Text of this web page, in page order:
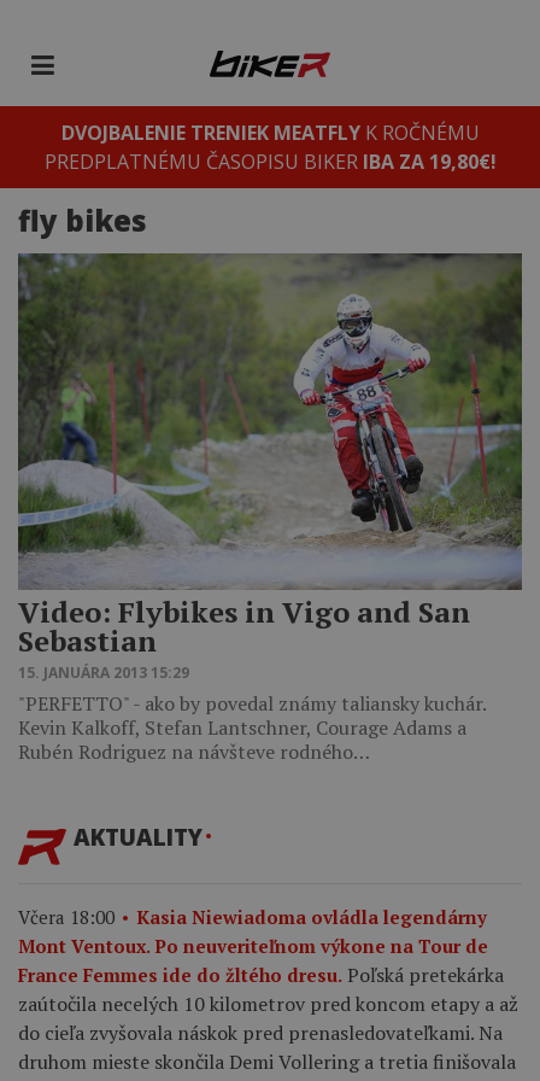
DVOJBALENIE TRENIEK MEATFLYK ROČNÉMU
PREDPLATNÉMU ČASOPISU BIKER IBA ZA 19,80€!
fly bikes
Video: Flybikes in Vigo and San
Sebastian
15. JANUÁRA 2013 15:29
"PERFETTO" - ako by povedal známy taliansky kuchár.
Kevin Kalkoff, Stefan Lantschner, Courage Adams a
Rubén Rodriguez na návšteve rodného…
AKTUALITY
Včera 18:00
Kasia Niewiadoma ovládla legendárny
Mont Ventoux. Po neuveriteľnom výkone na Tour de
France Femmes ide do žltého dresu. Poľská pretekárka
zaútočila necelých 10 kilometrov pred koncom etapy a až
do cieľa zvyšovala náskok pred prenasledovateľkami. Na
druhom mieste skončila Demi Vollering a tretia finišovala